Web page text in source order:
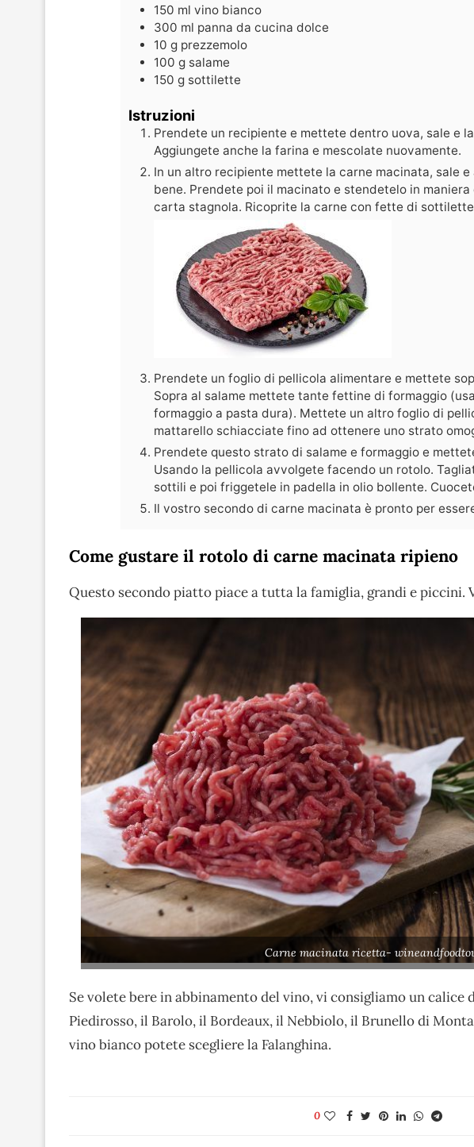
150 ml vino bianco
300 ml panna da cucina dolce
10 g prezzemolo
100 g salame
150 g sottilette
Istruzioni
Prendete un recipiente e mettete dentro uova, sale e
Aggiungete anche la farina e mescolate nuovamente.
In un altro recipiente mettete la carne macinata, sale
bene. Prendete poi il macinato e stendetelo in
carta stagnola. Ricoprite la carne con fette di sottilette
Prendete un foglio di pellicola alimentare e mettete
Sopra al salame mettete tante fettine di formaggio
formaggio a pasta dura). Mettete un altro foglio di
mattarello schiacciate fino ad ottenere uno strato
Prendete questo strato di salame e formaggio e
Usando la pellicola avvolgete facendo un rotolo.
sottili e poi friggetele in padella in olio bollente.
Il vostro secondo di carne macinata è pronto per
Come gustare il rotolo di carne macinata ripieno
Questo secondo piatto piace a tutta la famiglia, grandi e piccini.
Carne macinata ricetta-
Se volete bere in abbinamento del vino, vi consigliamo un calice
Piedirosso, il Barolo, il Bordeaux, il Nebbiolo, il Brunello di
vino bianco potete scegliere la Falanghina.
0